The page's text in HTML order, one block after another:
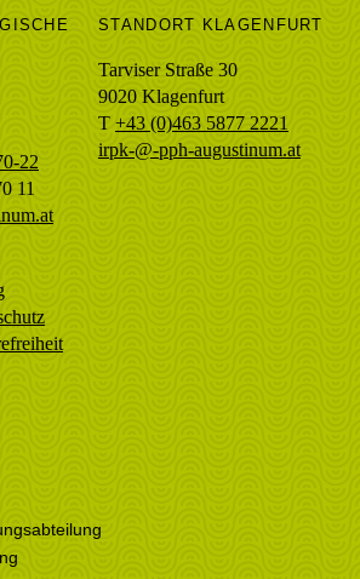
22
11
STANDORT KLAGENFURT
Tarviser Straße 30
9020 Klagenfurt
T +43 (0)463 5877 2221
irpk-@-pph-augustinum.at